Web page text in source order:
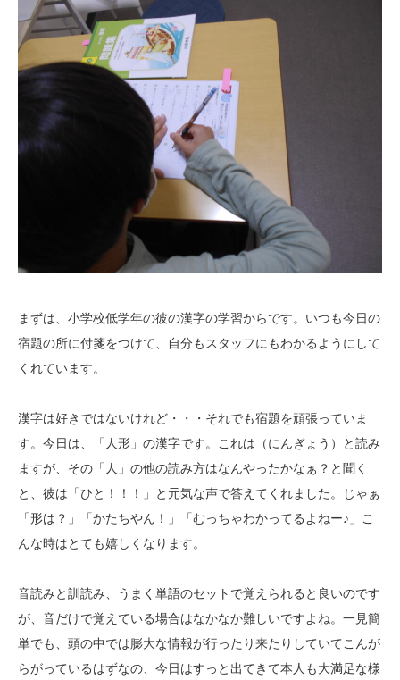
まずは、小学校低学年の彼の漢字の学習からです。いつも今日の
宿題の所に付箋をつけて、自分もスタッフにもわかるようにして
くれています。
漢字は好きではないけれど・・・それでも宿題を頑張っていま
す。今日は、「人形」の漢字です。これは（にんぎょう）と読み
ますが、その「人」の他の読み方はなんやったかなぁ？と聞く
と、彼は「ひと！！！」と元気な声で答えてくれました。じゃぁ
「形は？」「かたちやん！」「むっちゃわかってるよねー♪」こ
んな時はとても嬉しくなります。
音読みと訓読み、うまく単語のセットで覚えられると良いのです
が、音だけで覚えている場合はなかなか難しいですよね。一見簡
単でも、頭の中では膨大な情報が行ったり来たりしていてこんが
らがっているはずなの、今日はすっと出てきて本人も大満足な様